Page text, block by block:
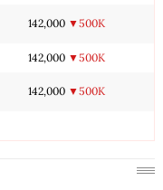
142,000 ▼500K
142,000 ▼500K
142,000 ▼500K